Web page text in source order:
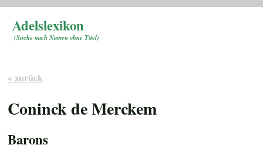
Adelslexikon
(Suche nach Namen ohne Titel)
« zurück
Coninck de Merckem
Barons